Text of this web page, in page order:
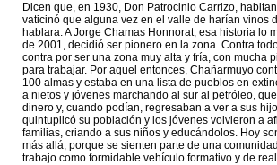
Dicen que, en 1930, Don Patrocinio Carrizo,
vaticinó que alguna vez en el valle de harían vinos
hablara. A Jorge Chamas Honnorat, esa historia lo
de 2001, decidió ser pionero en la zona. Contra
contra por ser una zona muy alta y fría, con mucha
para trabajar. Por aquel entonces, Chañarmuyo
100 almas y estaba en una lista de pueblos en
a nietos y jóvenes marchando al sur al petróleo,
dinero y, cuando podían, regresaban a ver a sus
quintuplicó su población y los jóvenes volvieron a
familias, criando a sus niños y educándolos. Hoy
más allá, porque se sienten parte de una
trabajo como formidable vehículo formativo y de